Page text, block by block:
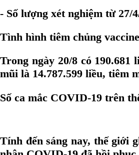
- Số lượng xét nghiệm từ 27/
Tình hình tiêm chủng
Trong ngày 20/8 có 190.681
mũi là 14.787.599 liều, tiêm
Số ca mắc COVID-19 trên
Tính đến sáng nay, thế giới